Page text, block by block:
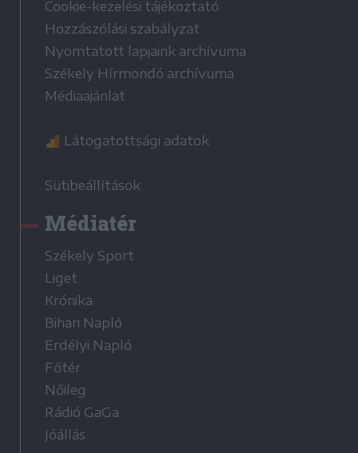
Cookie-kezelési tájékoztató
Hozzászólási szabályzat
Nyomtatott lapjaink archívuma
Székely Hírmondó archívuma
Médiaajánlat
Látogatottsági adatok
Sütibeállítások
Médiatér
Székely Sport
Liget
Krónika
Bihari Napló
Erdélyi Napló
Főtér
Nőileg
Rádió GaGa
Jóállás